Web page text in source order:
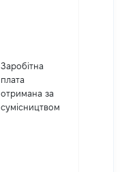
Заробітна
плата
отримана за
сумісництвом